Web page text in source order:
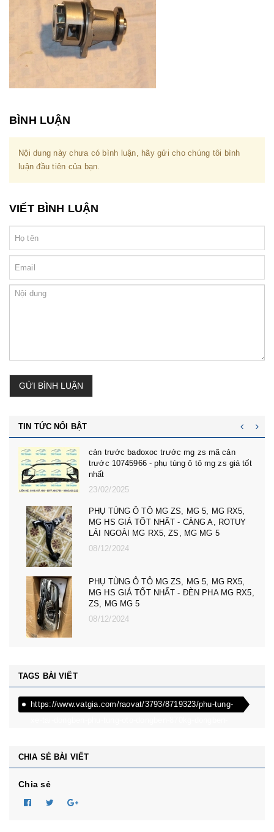
BÌNH LUẬN
Nội dung này chưa có bình luận, hãy gửi cho chúng tôi bình
luận đầu tiên của bạn.
VIẾT BÌNH LUẬN
GỬI BÌNH LUẬN
TIN TỨC NỔI BẬT
cản trước badoxoc trước mg zs mã cản
trước 10745966 - phụ tùng ô tô mg zs giá tốt
nhất
23/02/2025
PHỤ TÙNG Ô TÔ MG ZS, MG 5, MG RX5,
MG HS GIÁ TỐT NHẤT - CÀNG A, ROTUY
LÁI NGOÀI MG RX5, ZS, MG MG 5
08/12/2024
PHỤ TÙNG Ô TÔ MG ZS, MG 5, MG RX5,
MG HS GIÁ TỐT NHẤT - ĐÈN PHA MG RX5,
ZS, MG MG 5
08/12/2024
TAGS BÀI VIẾT
https://www.vatgia.com/raovat/3793/8719323/phu-tung-
CHIA SẺ BÀI VIẾT
Chia sẻ